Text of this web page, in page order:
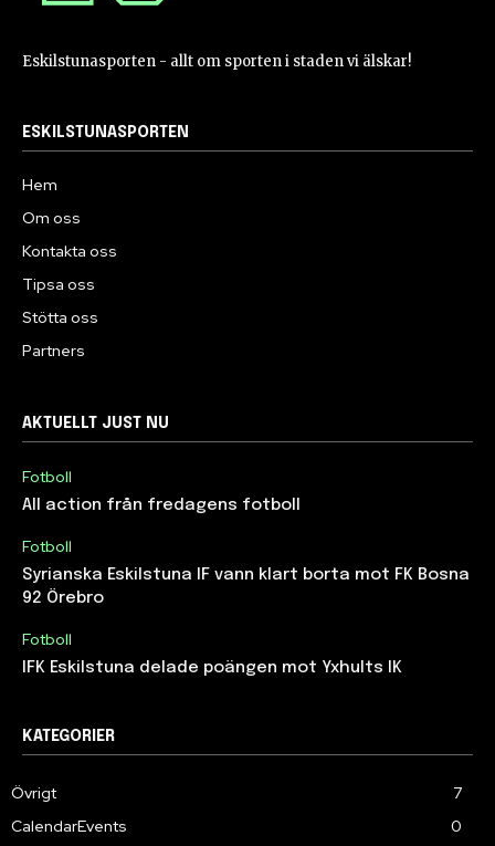
Eskilstunasporten - allt om sporten i staden vi älskar!
ESKILSTUNASPORTEN
Hem
Om oss
Kontakta oss
Tipsa oss
Stötta oss
Partners
AKTUELLT JUST NU
Fotboll
All action från fredagens fotboll
Fotboll
Syrianska Eskilstuna IF vann klart borta mot FK Bosna
92 Örebro
Fotboll
IFK Eskilstuna delade poängen mot Yxhults IK
KATEGORIER
Övrigt
7
CalendarEvents
0